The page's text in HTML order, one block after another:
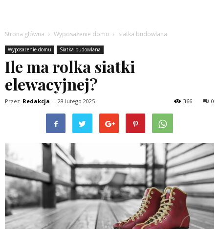
Strona główna Wyposażenie domu Siatka budowlana
Wyposażenie domu Siatka budowlana
Ile ma rolka siatki
elewacyjnej?
Przez Redakcja - 28 lutego 2025 0
366